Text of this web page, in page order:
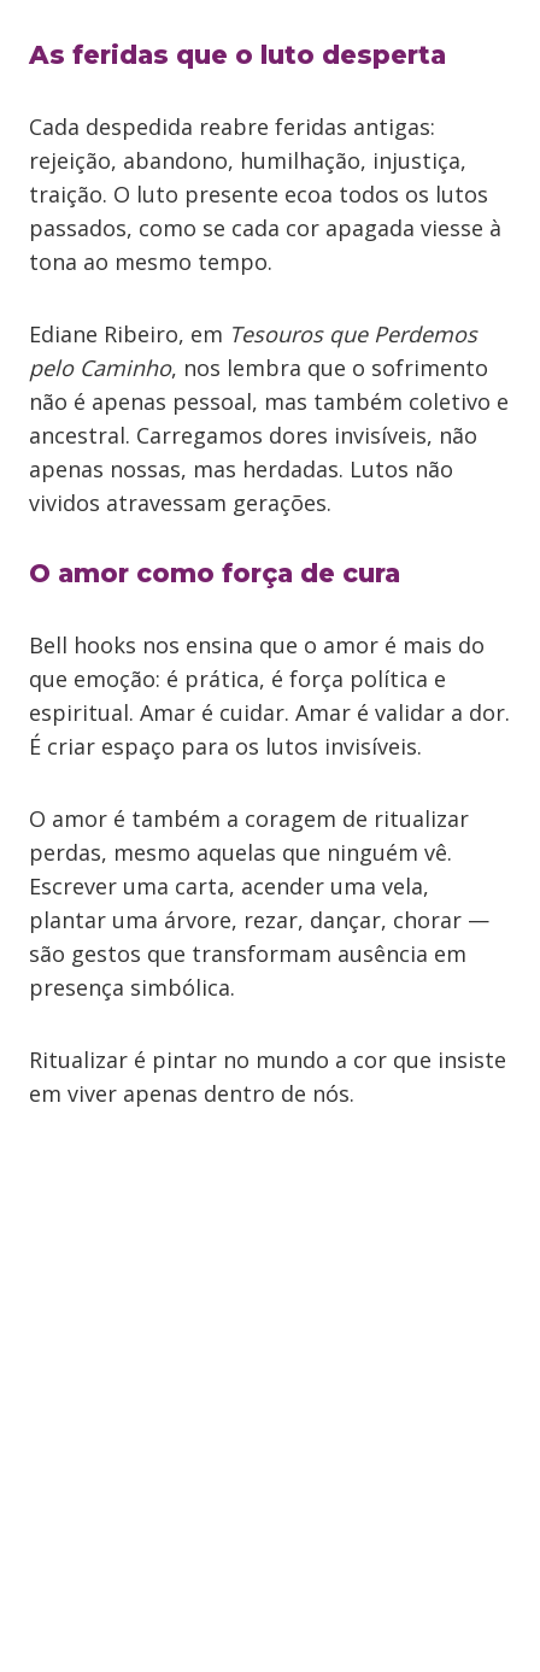
As feridas que o luto desperta
Cada despedida reabre feridas antigas:
rejeição, abandono, humilhação, injustiça,
traição. O luto presente ecoa todos os lutos
passados, como se cada cor apagada viesse à
tona ao mesmo tempo.
Ediane Ribeiro, em Tesouros que Perdemos
pelo Caminho, nos lembra que o sofrimento
não é apenas pessoal, mas também coletivo e
ancestral. Carregamos dores invisíveis, não
apenas nossas, mas herdadas. Lutos não
vividos atravessam gerações.
O amor como força de cura
Bell hooks nos ensina que o amor é mais do
que emoção: é prática, é força política e
espiritual. Amar é cuidar. Amar é validar a dor.
É criar espaço para os lutos invisíveis.
O amor é também a coragem de ritualizar
perdas, mesmo aquelas que ninguém vê.
Escrever uma carta, acender uma vela,
plantar uma árvore, rezar, dançar, chorar —
são gestos que transformam ausência em
presença simbólica.
Ritualizar é pintar no mundo a cor que insiste
em viver apenas dentro de nós.